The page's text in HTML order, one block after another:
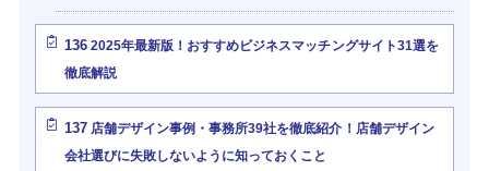
136 2025年最新版！おすすめビジネスマッチングサイト31選を
徹底解説
137 店舗デザイン事例・事務所39社を徹底紹介！店舗デザイン
会社選びに失敗しないように知っておくこと